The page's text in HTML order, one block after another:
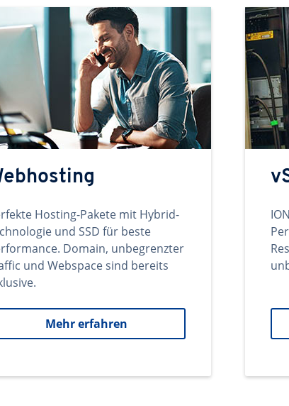
Hosting-Pakete mit Hybrid-
und SSD für beste
Domain, unbegrenzter
und Webspace sind bereits
Mehr erfahren